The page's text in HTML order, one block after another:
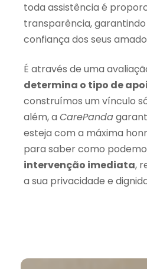
toda assistência é
transparência,
confiança dos seus
É através de uma
determina o tipo de
construímos um vínculo
além, a CarePanda
esteja com a máxima
para saber como
intervenção imediata,
a sua privacidade e